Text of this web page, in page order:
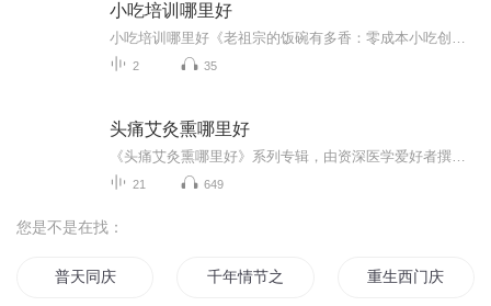
小吃培训哪里好
2 35
头痛艾灸熏哪里好
21 649
您是不是在找：
普天同庆 千年情节之三生三世 重生西门庆